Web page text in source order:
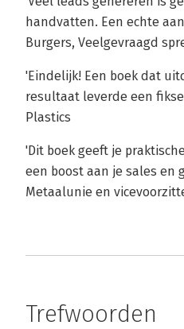
handvatten. Een echte
Burgers, Veelgevraagd
'Eindelijk! Een boek dat
resultaat leverde een
Plastics
'Dit boek geeft je
een boost aan je sales en
Metaalunie en
Trefwoorden